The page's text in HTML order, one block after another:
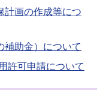
計画の作成等につ
補助金）について
許可申請について